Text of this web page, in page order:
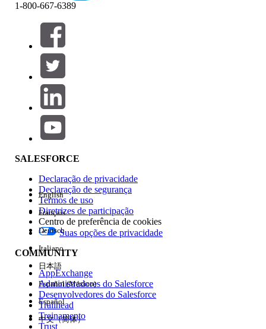
Filtros (0)
SELECIONAR FILTROS
Área de produtos
Impacto do recurso
Edição
Experiência
1-800-667-6389
SALESFORCE
Declaração de privacidade
Declaração de segurança
Termos de uso
Diretrizes de participação
Centro de preferência de cookies
Suas opções de privacidade
COMMUNITY
AppExchange
Administradores do Salesforce
Desenvolvedores do Salesforce
Trailhead
Treinamento
Trust
English
Français
Deutsch
Italiano
日本語
Español (México)
Español
中文（简体）